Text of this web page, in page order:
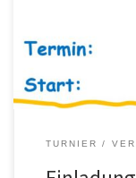
mit, was ihr ggfs. als
TURNIER